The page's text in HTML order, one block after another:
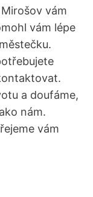
vám
vám lépe
a doufáme,
nám.
vám